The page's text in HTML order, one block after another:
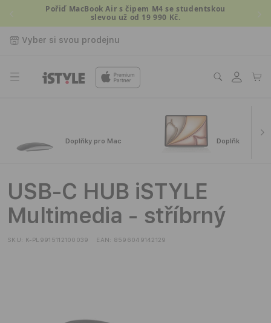
Přejít kPořiď MacBook Air s čipem M4 se studentskou
slevou už od 19 990 Kč.
Vyber si svou prodejnu
Přihlásit
se
Košík
Doplňky pro Mac Doplňky pro
USB-C HUB iSTYLE
Multimedia - stříbrný
SKU: K-PL9915112100039 EAN: 8596049142129